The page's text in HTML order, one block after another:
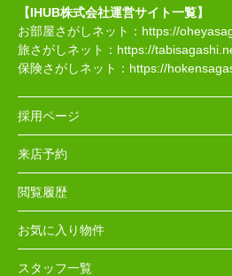
【IHUB株式会社運営サイト一覧】
お部屋さがしネット： https://
旅さがしネット： https://
保険さがしネット： https://
採用ページ
来店予約
閲覧履歴
お気に入り物件
スタッフ一覧